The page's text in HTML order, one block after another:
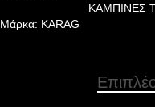
ΚΑΜΠΙΝΕΣ
Μάρκα: KARAG